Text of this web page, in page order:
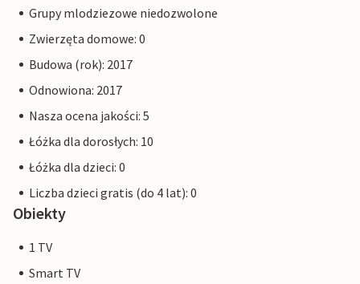
Grupy mlodziezowe niedozwolone
Zwierzęta domowe: 0
Budowa (rok): 2017
Odnowiona: 2017
Nasza ocena jakości: 5
Łóżka dla dorosłych: 10
Łóżka dla dzieci: 0
Liczba dzieci gratis (do 4 lat): 0
Obiekty
1 TV
Smart TV